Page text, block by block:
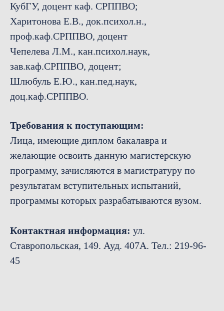
КубГУ, доцент каф. СРППВО;
Харитонова Е.В., док.психол.н.,
проф.каф.СРППВО, доцент
Чепелева Л.М., кан.психол.наук,
зав.каф.СРППВО, доцент;
Шлюбуль Е.Ю., кан.пед.наук,
доц.каф.СРППВО.
Требования к поступающим:
Лица, имеющие диплом бакалавра и
желающие освоить данную магистерскую
программу, зачисляются в магистратуру по
результатам вступительных испытаний,
программы которых разрабатываются вузом.
Контактная информация: ул.
Ставропольская, 149. Ауд. 407А. Тел.: 219-96-
45